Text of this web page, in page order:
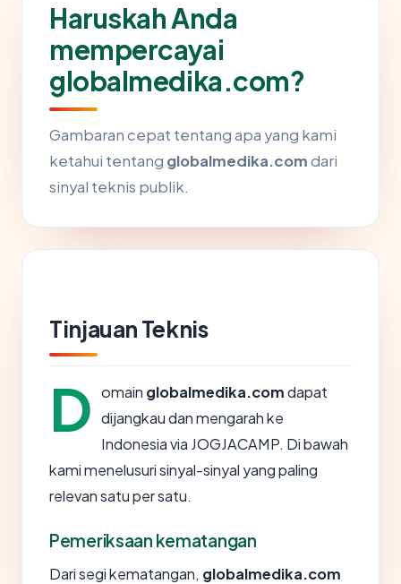
Haruskah Anda
mempercayai
globalmedika.com?
Gambaran cepat tentang apa yang kami
ketahui tentang globalmedika.comdari
sinyal teknis publik.
Tinjauan Teknis
D omain globalmedika.comdapat
dijangkau dan mengarah ke
Indonesia via JOGJACAMP. Di bawah
kami menelusuri sinyal-sinyal yang paling
relevan satu per satu.
Pemeriksaan kematangan
Dari segi kematangan, globalmedika.com